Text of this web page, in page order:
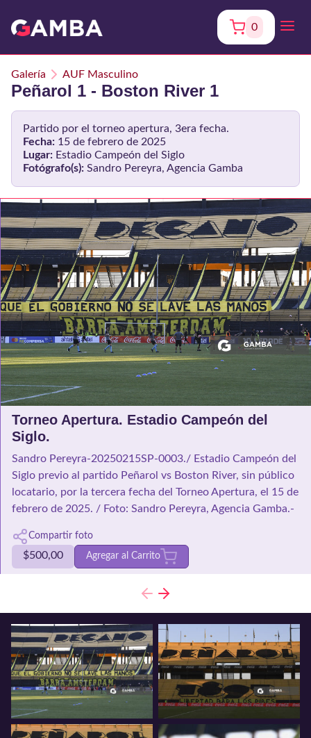
0
Galería AUF Masculino
Peñarol 1 - Boston River 1
Partido por el torneo apertura, 3era fecha.
Fecha: 15 de febrero de 2025
Lugar: Estadio Campeón del Siglo
Fotógrafo(s): Sandro Pereyra, Agencia Gamba
Torneo Apertura. Estadio Campeón del
Siglo.
Sandro Pereyra-20250215SP-0003./ Estadio Campeón del
Siglo previo al partido Peñarol vs Boston River, sin público
locatario, por la tercera fecha del Torneo Apertura, el 15 de
febrero de 2025. / Foto: Sandro Pereyra, Agencia Gamba.-
Compartir foto
$500,00 Agregar al Carrito